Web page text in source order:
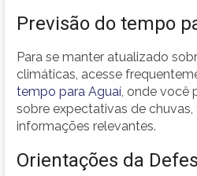
Previsão do tempo
Para se manter atualizado
climáticas, acesse
tempo para Aguaí , onde
sobre expectativas de
informações relevantes.
Orientações da